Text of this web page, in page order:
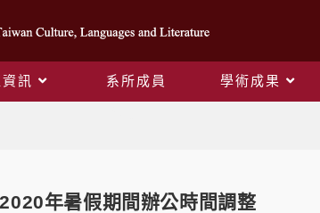
訊 系所成員 學術成果
年暑假期間辦公時間調整